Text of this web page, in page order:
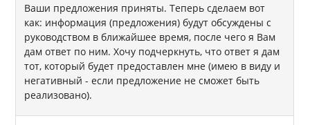
Ваши предложения приняты. Теперь сделаем вот
как: информация (предложения) будут обсуждены с
руководством в ближайшее время, после чего я Вам
дам ответ по ним. Хочу подчеркнуть, что ответ я дам
тот, который будет предоставлен мне (имею в виду и
негативный - если предложение не сможет быть
реализовано).